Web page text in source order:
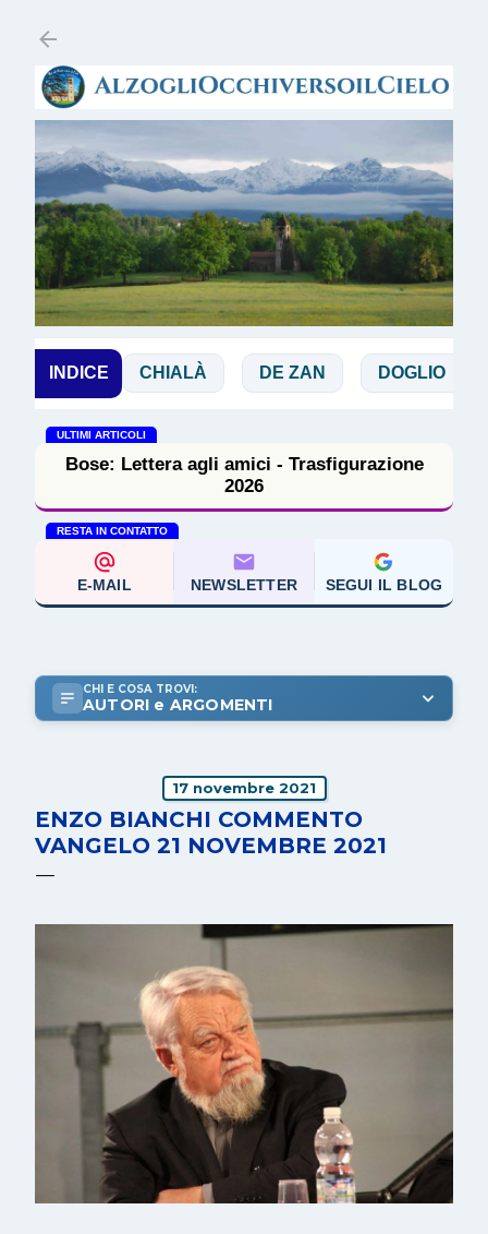
INDICE
CHIALÀ DE ZAN DOGLIO
ULTIMI ARTICOLI
Bose: Lettera agli amici - Trasfigurazione
2026
RESTA IN CONTATTO
E-MAIL NEWSLETTER SEGUI IL BLOG
CHI E COSA TROVI:
AUTORI e ARGOMENTI
17 novembre 2021
ENZO BIANCHI COMMENTO
VANGELO 21 NOVEMBRE 2021